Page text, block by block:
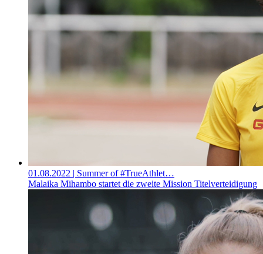
01.08.2022 | Summer of #TrueAthlet…
Malaika Mihambo startet die zweite Mission Titelverteidigung